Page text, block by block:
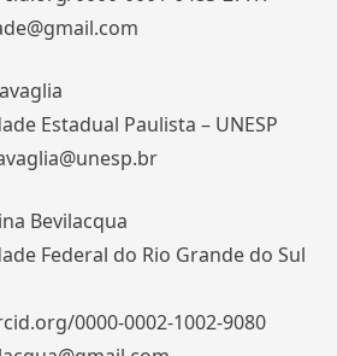
Estadual Paulista – UNESP
Bevilacqua
Federal do Rio Grande do Sul
0000-0002-1002-9080